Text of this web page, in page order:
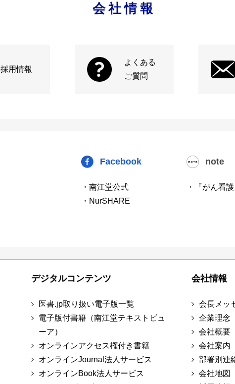
会社情報
採用情報
よくある
ご質問
Facebook
・南江堂公式
・NurSHARE
note
・『がん看
デジタルコンテンツ
医書.jp取り扱い電子版一覧
電子版付書籍（南江堂テキストビュ
ーア）
オンラインアクセス権付き書籍
オンラインJournal法人サービス
オンラインBook法人サービス
会社情報
会長メッ
企業理念
会社概要
会社案内
部署別連
会社地図